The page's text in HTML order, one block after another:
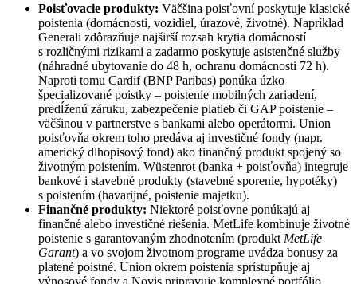
Poisťovacie produkty: Väčšina poisťovní poskytuje klasické
poistenia (domácnosti, vozidiel, úrazové, životné). Napríklad
Generali zdôrazňuje najširší rozsah krytia domácností
s rozličnými rizikami a zadarmo poskytuje asistenčné služby
(náhradné ubytovanie do 48 h, ochranu domácnosti 72 h).
Naproti tomu Cardif (BNP Paribas) ponúka úzko
špecializované poistky – poistenie mobilných zariadení,
predĺženú záruku, zabezpečenie platieb či GAP poistenie –
väčšinou v partnerstve s bankami alebo operátormi. Union
poisťovňa okrem toho predáva aj investičné fondy (napr.
americký dlhopisový fond) ako finančný produkt spojený so
životným poistením. Wüstenrot (banka + poisťovňa) integruje
bankové i stavebné produkty (stavebné sporenie, hypotéky)
s poistením (havarijné, poistenie majetku).
Finančné produkty: Niektoré poisťovne ponúkajú aj
finančné alebo investičné riešenia. MetLife kombinuje životné
poistenie s garantovaným zhodnotením (produkt MetLife
Garant) a vo svojom životnom programe uvádza bonusy za
platené poistné. Union okrem poistenia sprístupňuje aj
výnosové fondy a Novis pripravuje komplexné portfólio